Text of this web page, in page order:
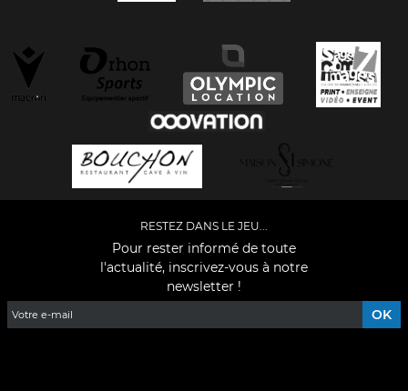
RESTEZ DANS LE JEU...
Pour rester informé de toute
l'actualité, inscrivez-vous à notre
newsletter !